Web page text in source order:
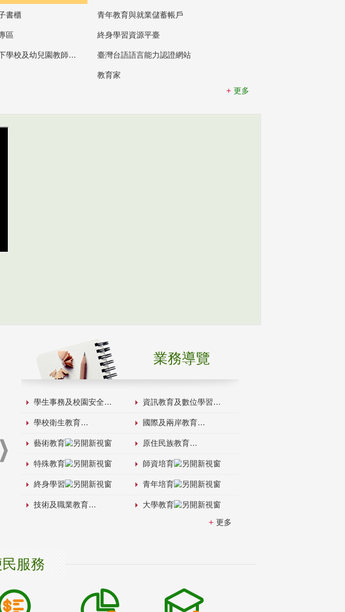
書櫃 青年教育與就業儲蓄帳戶
區 終身學習資源平臺
教育部高中等以下學校及幼兒園教師資格檢定考試 臺灣台語語言能力認證網站
教育家
更多
業務導覽
學生事務及校園安全 資訊教育及數位學習
學校衛生教育 國際及兩岸教育
藝術教育 原住民族教育
特殊教育 師資培育
終身學習 青年培育
技術及職業教育 大學教育
更多
服務